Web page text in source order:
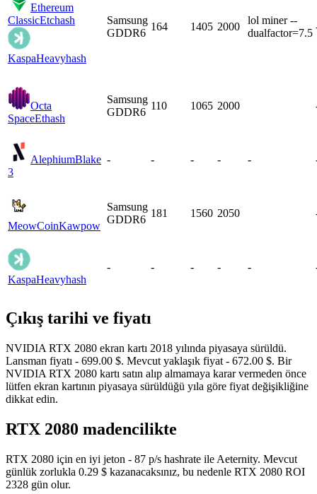
Ethereum
ClassicEtchash
KaspaHeavyhash
Samsung
GDDR6
164 1405 2000
lol miner --
dualfactor=7.5
Octa
SpaceEthash
Samsung
GDDR6
110 1065 2000
AlephiumBlake
3
- - - - -
MeowCoinKawpow
Samsung
GDDR6
181 1560 2050
KaspaHeavyhash
- - - - -
Çıkış tarihi ve fiyatı
NVIDIA RTX 2080 ekran kartı 2018 yılında piyasaya sürüldü.
Lansman fiyatı - 699.00 $. Mevcut yaklaşık fiyat - 672.00 $. Bir
NVIDIA RTX 2080 kartı satın alıp almamaya karar vermeden önce
lütfen ekran kartının piyasaya sürüldüğü yıla göre fiyat değişikliğine
dikkat edin.
RTX 2080 madencilikte
RTX 2080 için en iyi jeton - 87 p/s hashrate ile Aeternity. Mevcut
günlük zorlukla 0.29 $ kazanacaksınız, bu nedenle RTX 2080 ROI
2328 gün olur.